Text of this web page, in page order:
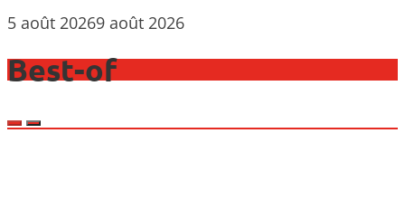
5 août 20269 août 2026
Best-of